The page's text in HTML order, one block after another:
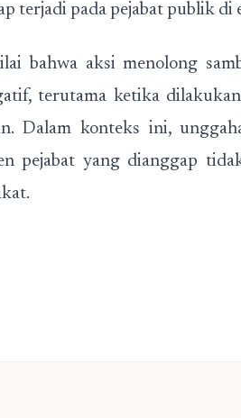
terjadi pada pejabat publik di
bahwa aksi menolong
terutama ketika
Dalam konteks ini,
pejabat yang dianggap